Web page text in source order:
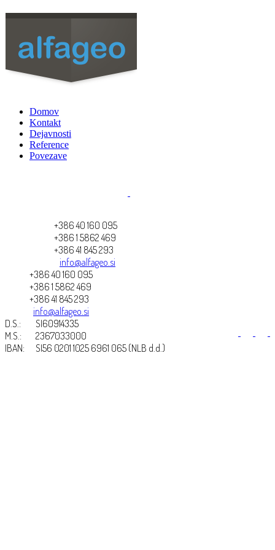
Domov
Kontakt
Dejavnosti
Reference
Povezave
+386 40 160 095
+386 1 5862 469
+386 41 845 293
info@alfageo.si
+386 40 160 095
+386 1 5862 469
+386 41 845 293
info@alfageo.si
D.S.:
SI60914335
M.S.:
2367033000
IBAN:
SI56 0201 1025 6961 065 (NLB d.d.)